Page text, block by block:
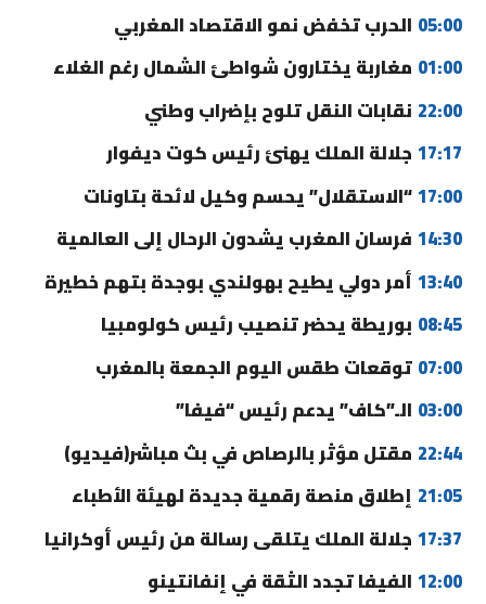
05:00 الحرب تخفض نمو الاقتصاد المغربي
01:00 مغاربة يختارون شواطئ الشمال رغم الغلاء
22:00 نقابات النقل تلوح بإضراب وطني
17:17 جلالة الملك يهنئ رئيس كوت ديفوار
17:00“الاستقلال” يحسم وكيل لائحة بتاونات
14:30 فرسان المغرب يشدون الرحال إلى العالمية
13:40 أمر دولي يطيح بهولندي بوجدة بتهم خطيرة
08:45 بوريطة يحضر تنصيب رئيس كولومبيا
07:00 توقعات طقس اليوم الجمعة بالمغرب
03:00 الـ”كاف” يدعم رئيس “فيفا”
22:44 مقتل مؤثر بالرصاص في بث مباشر(فيديو)
21:05 إطلاق منصة رقمية جديدة لهيئة الأطباء
17:37 جلالة الملك يتلقى رسالة من رئيس أوكرانيا
12:00 الفيفا تجدد الثقة في إنفانتينو